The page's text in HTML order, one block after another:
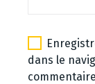
dans le